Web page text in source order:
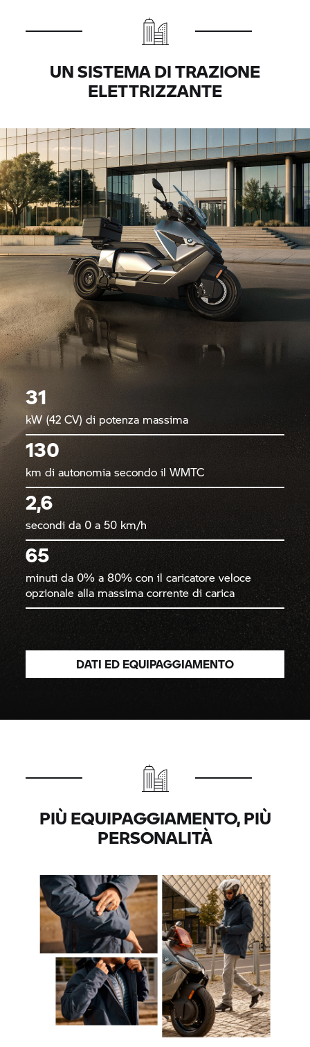
UN SISTEMA DI TRAZIONE
ELETTRIZZANTE
31
kW (42 CV) di potenza massima
130
km di autonomia secondo il WMTC
2,6
secondi da 0 a 50 km/h
65
minuti da 0% a 80% con il caricatore veloce
opzionale alla massima corrente di carica
DATI ED EQUIPAGGIAMENTO
PIÙ EQUIPAGGIAMENTO, PIÙ
PERSONALITÀ